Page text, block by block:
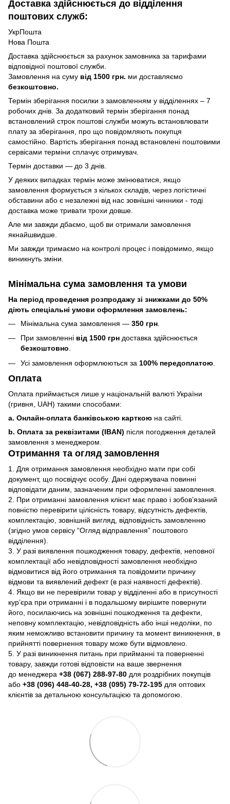
Доставка здійснюється до відділення
поштових служб:
УкрПошта
Нова Пошта
Доставка здійснюється за рахунок замовника за тарифами
відповідної поштової служби.
Замовлення на суму від 1500 грн. ми доставляємо
безкоштовно.
Термін зберігання посилки з замовленням у відділеннях – 7
робочих днів. За додатковий термін зберігання понад
встановлений строк поштові служби можуть встановлювати
плату за зберігання, про що повідомляють покупця
самостійно. Вартість зберігання понад вcтановлені поштовими
сервісами терміни сплачує отримувач.
Термін доставки — до 3 днів.
У деяких випадках термін може змінюватися, якщо
замовлення формується з кількох складів, через логістичні
обставини або є незалежні від нас зовнішні чинники - тоді
доставка може тривати трохи довше.
Але ми завжди дбаємо, щоб ви отримали замовлення
якнайшвидше.
Ми завжди тримаємо на контролі процес і повідомимо, якщо
виникнуть зміни.
Мінімальна сума замовлення та умови
На період проведення розпродажу зі знижками до 50%
діють спеціальні умови оформлення замовлень:
Мінімальна сума замовлення — 350 грн
При замовленні від 1500 грн доставка здійснюється
безкоштовно.
Усі замовлення оформлюються за 100% передоплатою
Оплата
Оплата приймається лише у національній валюті України
(гривня, UAH) такими способами:
a. Онлайн-оплата банківською карткою на сайті.
b. Оплата за реквізитами (IBAN) після погодження деталей
замовлення з менеджером.
Отримання та огляд замовлення
1. Для отримання замовлення необхідно мати при собі
документ, що посвідчує особу. Дані одержувача повинні
відповідати даним, зазначеним при оформленні замовлення.
2. При отриманні замовлення клієнт має право і зобов’язаний
повністю перевірити цілісність товару, відсутність дефектів,
комплектацію, зовнішній вигляд, відповідність замовленню
(згідно умов сервісу “Огляд відправлення” поштового
відділення).
3. У разі виявлення пошкодження товару, дефектів, неповної
комплектації або невідповідності замовлення необхідно
відмовитися від його отримання та повідомити причину
відмови та виявлений дефект (в разі наявності дефектів).
4. Якщо ви не перевірили товар у відділенні або в присутності
кур’єра при отриманні і в подальшому вирішите повернути
його, посилаючись на зовнішні пошкодження та дефекти,
неповну комплектацію, невідповідність або інші недоліки, по
яким неможливо встановити причину та момент виникнення, в
прийнятті повернення товару може бути відмовлено.
5. У разі виникнення питань при прийманні та поверненні
товару, завжди готові відповісти на ваше звернення
до менеджера +38 (067) 288-97-80 для роздрібних покупців
або +38 (096) 448-40-28, +38 (095) 79-72-195 для оптових
клієнтів за детальною консультацією та допомогою.